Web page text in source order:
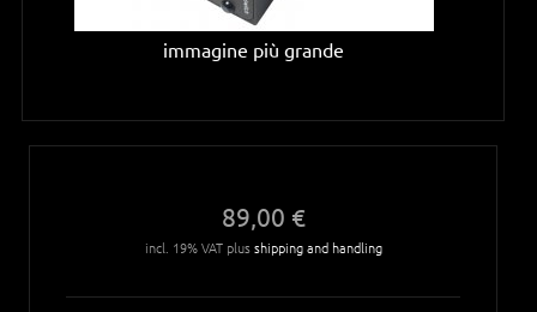
immagine più grande
89,00 €
incl. 19% VAT plusshipping and handling